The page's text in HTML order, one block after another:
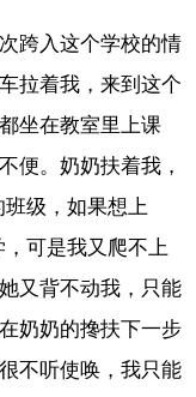
跨入这个学校的情
拉着我，来到这个
坐在教室里上课
便。奶奶扶着我，
级，如果想上
可是我又爬不上
又背不动我，只能
奶奶的搀扶下一步
不听使唤，我只能